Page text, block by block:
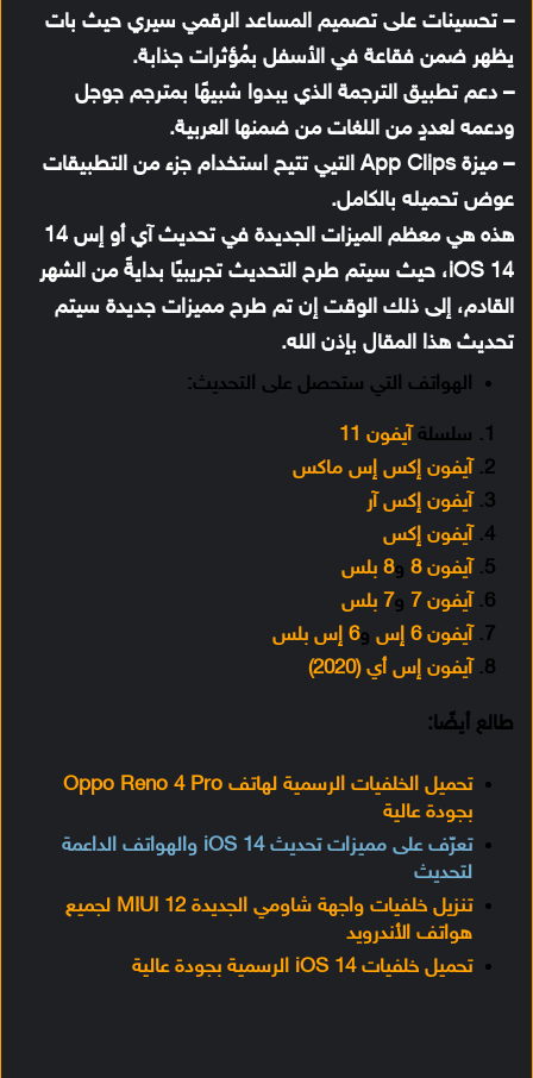
– تحسينات على تصميم المساعد الرقمي سيري حيث بات
يظهر ضمن فقاعة في الأسفل بمُؤثرات جذابة.
– دعم تطبيق الترجمة الذي يبدوا شبيهًا بمترجم جوجل
ودعمه لعددٍ من اللغات من ضمنها العربية.
– ميزة App Clips التيي تتيح استخدام جزء من التطبيقات
عوض تحميله بالكامل.
هذه هي معظم الميزات الجديدة في تحديث آي أو إس 14
iOS 14، حيث سيتم طرح التحديث تجريبيًا بدايةً من الشهر
القادم، إلى ذلك الوقت إن تم طرح مميزات جديدة سيتم
تحديث هذا المقال بإذن الله.
الهواتف التي ستحصل على التحديث:
سلسلة آيفون 11
آيفون إكس إس ماكس
آيفون إكس آر
آيفون إكس
آيفون 8
و8 بلس
آيفون 7
و7 بلس
آيفون 6 إس
و6 إس بلس
آيفون إس أي (2020)
طالع أيضًا:
تحميل الخلفيات الرسمية لهاتف Oppo Reno 4 Pro
بجودة عالية
تعرّف على مميزات تحديث iOS 14 والهواتف الداعمة
لتحديث
تنزيل خلفيات واجهة شاومي الجديدة MIUI 12 لجميع
هواتف الأندرويد
تحميل خلفيات iOS 14 الرسمية بجودة عالية